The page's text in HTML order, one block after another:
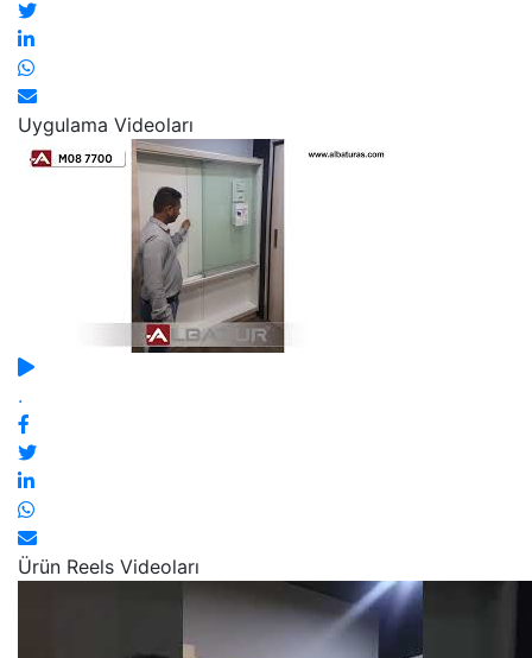
Uygulama Videoları
.
Ürün Reels Videoları